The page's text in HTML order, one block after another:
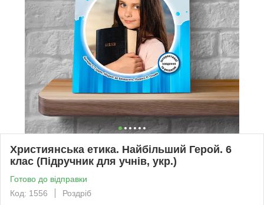
Християнська етика. Найбільший Герой. 6
клас (Підручник для учнів, укр.)
Готово до відправки
Код: 1556
Роздріб